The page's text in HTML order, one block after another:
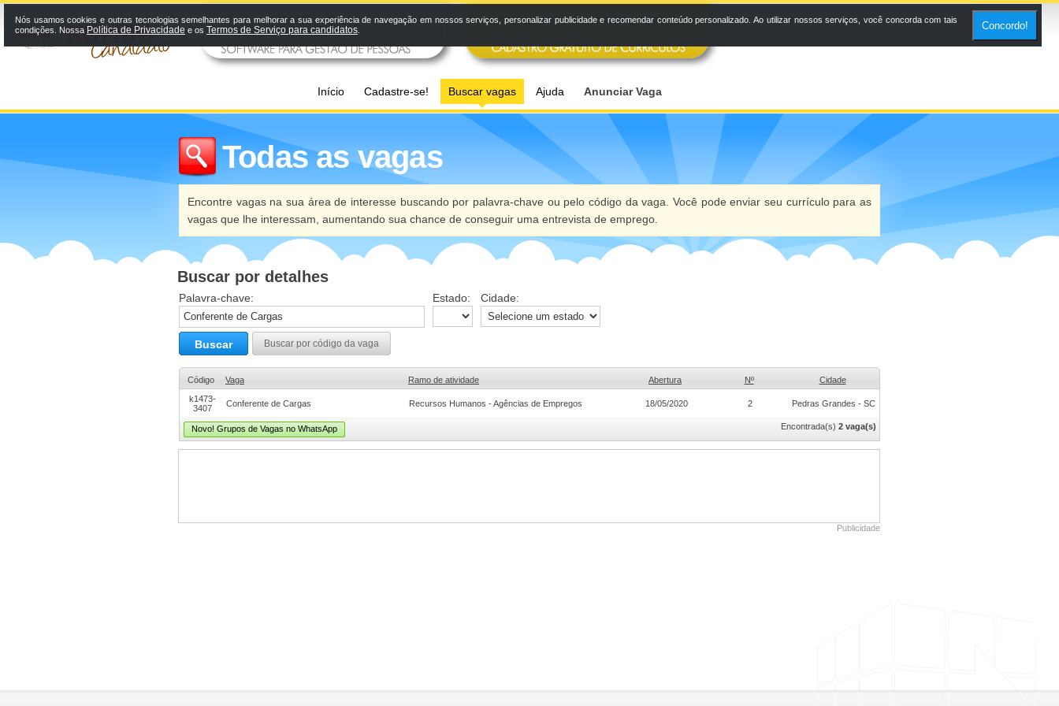
Início Cadastre-se! Buscar vagas Ajuda Anunciar Vaga
Todas as vagas
Encontre vagas na sua área de interesse buscando por palavra-chave ou pelo código da vaga. Você pode enviar seu currículo para as
vagas que lhe interessam, aumentando sua chance de conseguir uma entrevista de emprego.
Buscar por detalhes
Palavra-chave: Estado: Cidade:
Buscar Buscar por código da vaga
Código Vaga Ramo de atividade Abertura Nº
Cidade
k1473-
3407
Conferente de Cargas Recursos Humanos - Agências de Empregos 18/05/2020 2 Pedras Grandes - SC
Novo! Grupos de Vagas no WhatsApp Encontrada(s) 2 vaga(s)
Publicidade
Nós usamos cookies e outras tecnologias semelhantes para melhorar a sua experiência de navegação em nossos serviços, personalizar publicidade e recomendar conteúdo personalizado. Ao utilizar nossos serviços, você concorda com tais
condições. Nossa Política de Privacidade e os Termos de Serviço para candidatos Concordo!